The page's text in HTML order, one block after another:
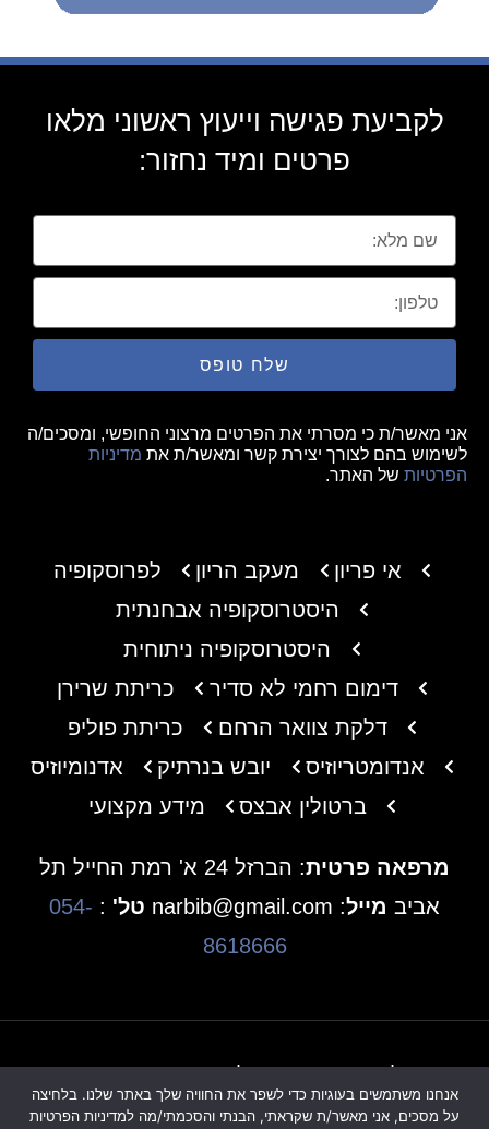
לקביעת פגישה וייעוץ ראשוני מלאו
פרטים ומיד נחזור:
שלח טופס
אני מאשר/ת כי מסרתי את הפרטים מרצוני החופשי, ומסכים/ה
לשימוש בהם לצורך יצירת קשר ומאשר/ת את מדיניות
הפרטיות של האתר.
אי פריון מעקב הריון
לפרוסקופיה
היסטרוסקופיה אבחנתית
היסטרוסקופיה ניתוחית
דימום רחמי לא סדיר
כריתת שרירן
דלקת צוואר הרחם
כריתת פוליפ
אנדומטריוזיס
יובש בנרתיק
אדנומיוזיס
ברטולין אבצס
מידע מקצועי
מרפאה פרטית
: הברזל 24 א' רמת החייל תל
אביב מייל: narbib@gmail.com טל' :
054-
8618666
כל הזכויות שמורות לד"ר ארביב ניסים ©
הצהרת נגישותמדיניות פרטיות
אנחנו משתמשים בעוגיות כדי לשפר את החוויה שלך באתר שלנו. בלחיצה
על מסכים, אני מאשר/ת שקראתי, הבנתי והסכמתי/מה למדיניות הפרטיות